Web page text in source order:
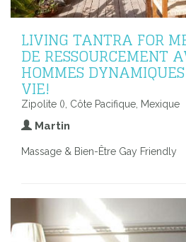
LIVING TANTRA FOR
DE RESSOURCEMENT
HOMMES
VIE!
Zipolite (), Côte Pacifique, Mexique
Martin
Massage & Bien-Être Gay Friendly